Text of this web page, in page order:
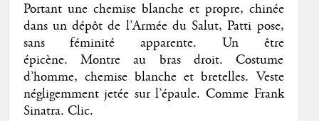
Portant une chemise blanche et propre, chinée
dans un dépôt de l’Armée du Salut, Patti pose,
sans féminité apparente. Un être
épicène. Montre au bras droit. Costume
d’homme, chemise blanche et bretelles. Veste
négligemment jetée sur l’épaule. Comme Frank
Sinatra. Clic.